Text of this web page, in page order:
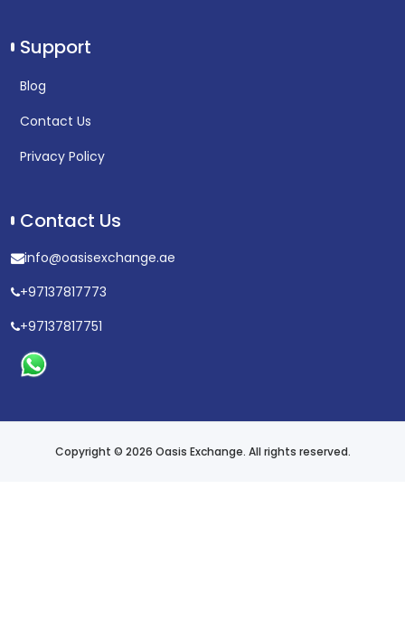
Support
Blog
Contact Us
Privacy Policy
Contact Us
info@oasisexchange.ae
+97137817773
+97137817751
Copyright © 2026 Oasis Exchange. All rights reserved.